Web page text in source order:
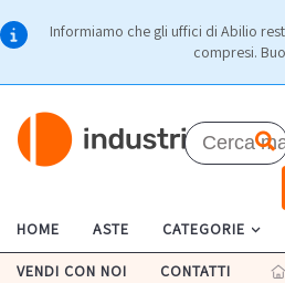
Informiamo che gli uffici di Abilio
compresi.
HOME ASTE CATEGORIE
VENDI CON NOI CONTATTI